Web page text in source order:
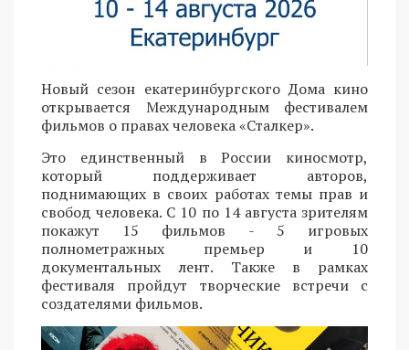
Новый сезон екатеринбургского Дома кино
открывается Международным фестивалем
фильмов о правах человека «Сталкер».
Это единственный в России киносмотр,
который поддерживает авторов,
поднимающих в своих работах темы прав и
свобод человека. С 10 по 14 августа зрителям
покажут 15 фильмов - 5 игровых
полнометражных премьер и 10
документальных лент. Также в рамках
фестиваля пройдут творческие встречи с
создателями фильмов.